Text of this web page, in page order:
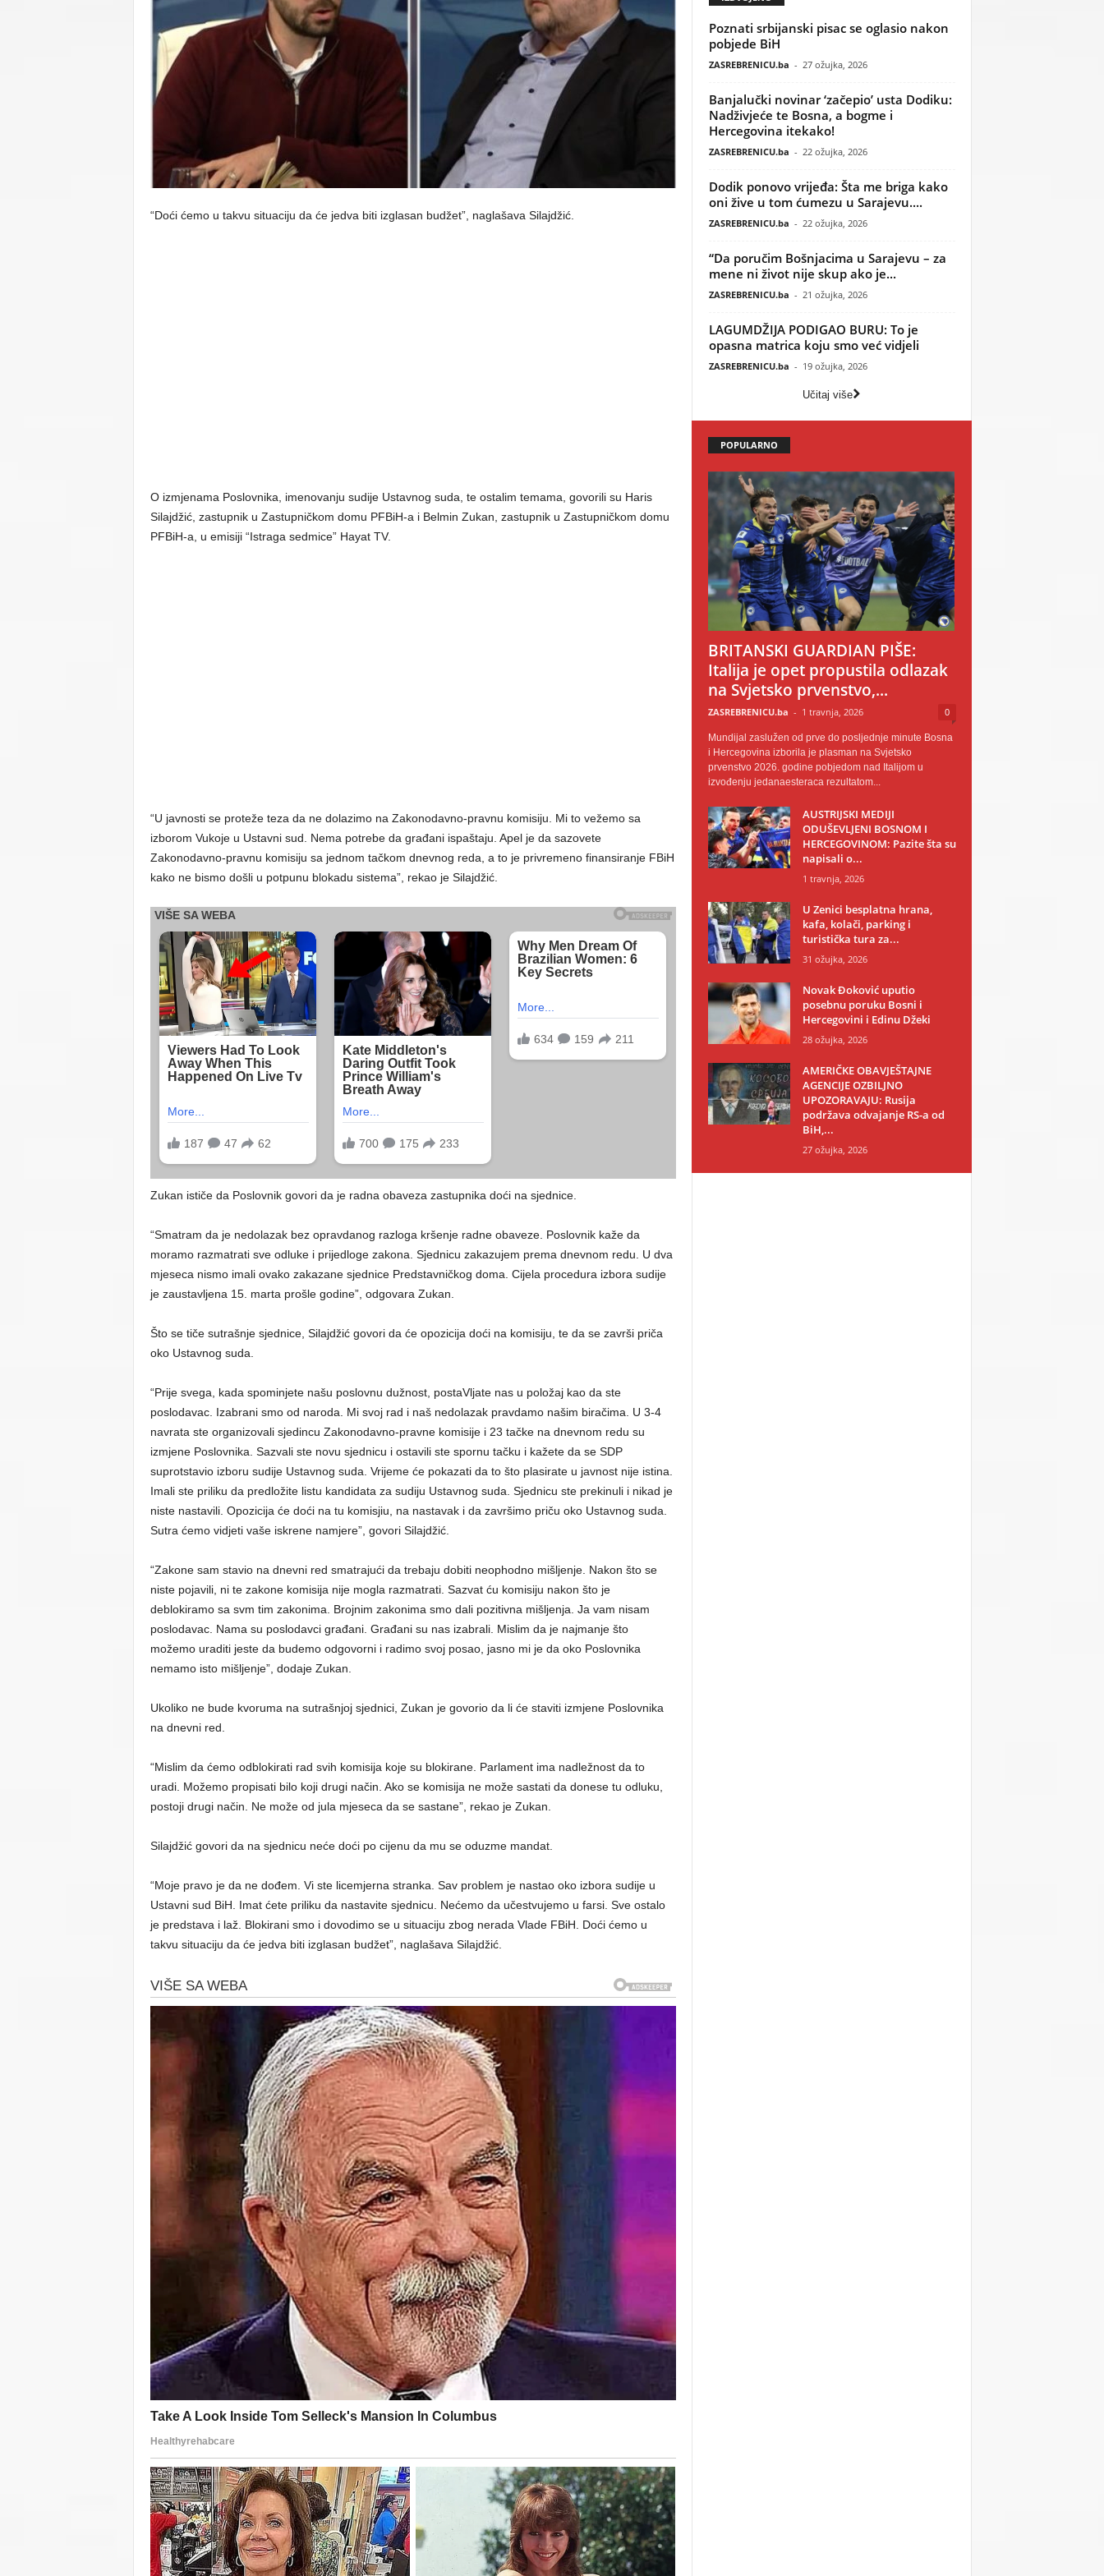
C
“Doći ćemo u takvu situaciju da će jedva biti izglasan budžet”, naglašava Silajdžić.
O izmjenama Poslovnika, imenovanju sudije Ustavnog suda, te ostalim temama, govorili su Haris
Silajdžić, zastupnik u Zastupničkom domu PFBiH-a i Belmin Zukan, zastupnik u Zastupničkom domu
PFBiH-a, u emisiji “Istraga sedmice” Hayat TV.
“U javnosti se proteže teza da ne dolazimo na Zakonodavno-pravnu komisiju. Mi to vežemo sa
izborom Vukoje u Ustavni sud. Nema potrebe da građani ispaštaju. Apel je da sazovete
Zakonodavno-pravnu komisiju sa jednom tačkom dnevnog reda, a to je privremeno finansiranje FBiH
kako ne bismo došli u potpunu blokadu sistema”, rekao je Silajdžić.
Zukan ističe da Poslovnik govori da je radna obaveza zastupnika doći na sjednice.
“Smatram da je nedolazak bez opravdanog razloga kršenje radne obaveze. Poslovnik kaže da
moramo razmatrati sve odluke i prijedloge zakona. Sjednicu zakazujem prema dnevnom redu. U dva
mjeseca nismo imali ovako zakazane sjednice Predstavničkog doma. Cijela procedura izbora sudije
je zaustavljena 15. marta prošle godine”, odgovara Zukan.
Što se tiče sutrašnje sjednice, Silajdžić govori da će opozicija doći na komisiju, te da se završi priča
oko Ustavnog suda.
“Prije svega, kada spominjete našu poslovnu dužnost, postaVljate nas u položaj kao da ste
poslodavac. Izabrani smo od naroda. Mi svoj rad i naš nedolazak pravdamo našim biračima. U 3-4
navrata ste organizovali sjedincu Zakonodavno-pravne komisije i 23 tačke na dnevnom redu su
izmjene Poslovnika. Sazvali ste novu sjednicu i ostavili ste spornu tačku i kažete da se SDP
suprotstavio izboru sudije Ustavnog suda. Vrijeme će pokazati da to što plasirate u javnost nije istina.
Imali ste priliku da predložite listu kandidata za sudiju Ustavnog suda. Sjednicu ste prekinuli i nikad je
niste nastavili. Opozicija će doći na tu komisjiu, na nastavak i da završimo priču oko Ustavnog suda.
Sutra ćemo vidjeti vaše iskrene namjere”, govori Silajdžić.
“Zakone sam stavio na dnevni red smatrajući da trebaju dobiti neophodno mišljenje. Nakon što se
niste pojavili, ni te zakone komisija nije mogla razmatrati. Sazvat ću komisiju nakon što je
deblokiramo sa svm tim zakonima. Brojnim zakonima smo dali pozitivna mišljenja. Ja vam nisam
poslodavac. Nama su poslodavci građani. Građani su nas izabrali. Mislim da je najmanje što
možemo uraditi jeste da budemo odgovorni i radimo svoj posao, jasno mi je da oko Poslovnika
nemamo isto mišljenje”, dodaje Zukan.
Ukoliko ne bude kvoruma na sutrašnjoj sjednici, Zukan je govorio da li će staviti izmjene Poslovnika
na dnevni red.
“Mislim da ćemo odblokirati rad svih komisija koje su blokirane. Parlament ima nadležnost da to
uradi. Možemo propisati bilo koji drugi način. Ako se komisija ne može sastati da donese tu odluku,
postoji drugi način. Ne može od jula mjeseca da se sastane”, rekao je Zukan.
Silajdžić govori da na sjednicu neće doći po cijenu da mu se oduzme mandat.
“Moje pravo je da ne dođem. Vi ste licemjerna stranka. Sav problem je nastao oko izbora sudije u
Ustavni sud BiH. Imat ćete priliku da nastavite sjednicu. Nećemo da učestvujemo u farsi. Sve ostalo
je predstava i laž. Blokirani smo i dovodimo se u situaciju zbog nerada Vlade FBiH. Doći ćemo u
takvu situaciju da će jedva biti izglasan budžet”, naglašava Silajdžić.
Poznati srbijanski pisac se oglasio nakon
pobjede BiH
ZASREBRENICU.ba - 27 ožujka, 2026
Banjalučki novinar ‘začepio’ usta Dodiku:
Nadživjeće te Bosna, a bogme i
Hercegovina itekako!
ZASREBRENICU.ba - 22 ožujka, 2026
Dodik ponovo vrijeđa: Šta me briga kako
oni žive u tom ćumezu u Sarajevu....
ZASREBRENICU.ba - 22 ožujka, 2026
“Da poručim Bošnjacima u Sarajevu – za
mene ni život nije skup ako je...
ZASREBRENICU.ba - 21 ožujka, 2026
LAGUMDŽIJA PODIGAO BURU: To je
opasna matrica koju smo već vidjeli
ZASREBRENICU.ba - 19 ožujka, 2026
Učitaj više
POPULARNO
BRITANSKI GUARDIAN PIŠE:
Italija je opet propustila odlazak
na Svjetsko prvenstvo,...
ZASREBRENICU.ba - 1 travnja, 2026 0
Mundijal zaslužen od prve do posljednje minute Bosna
i Hercegovina izborila je plasman na Svjetsko
prvenstvo 2026. godine pobjedom nad Italijom u
izvođenju jedanaesteraca rezultatom...
AUSTRIJSKI MEDIJI
ODUŠEVLJENI BOSNOM I
HERCEGOVINOM: Pazite šta su
napisali o...
1 travnja, 2026
U Zenici besplatna hrana,
kafa, kolači, parking i
turistička tura za...
31 ožujka, 2026
Novak Đoković uputio
posebnu poruku Bosni i
Hercegovini i Edinu Džeki
28 ožujka, 2026
AMERIČKE OBAVJEŠTAJNE
AGENCIJE OZBILJNO
UPOZORAVAJU: Rusija
podržava odvajanje RS-a od
BiH,...
27 ožujka, 2026